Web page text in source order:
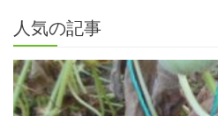
人気の記事